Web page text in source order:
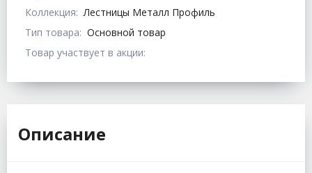
Коллекция: Лестницы Металл Профиль
Тип товара: Основной товар
Товар участвует в акции:
Описание